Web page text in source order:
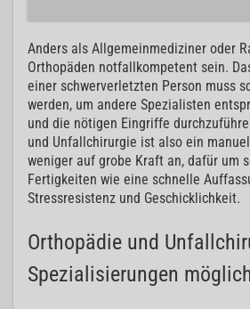
Anders als Allgemeinmediziner oder
Orthopäden notfallkompetent sein.
einer schwerverletzten Person muss
werden, um andere Spezialisten
und die nötigen Eingriffe
und Unfallchirurgie ist also ein
weniger auf grobe Kraft an, dafür um
Fertigkeiten wie eine schnelle
Stressresistenz und Geschicklichkeit.
Orthopädie und
Spezialisierungen möglich